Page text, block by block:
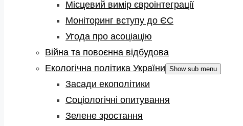
Місцевий вимір євроінтеграції
Моніторинг вступу до ЄС
Угода про асоціацію
Війна та повоєнна відбудова
Екологічна політика України Show sub menu
Засади екополітики
Соціологічні опитування
Зелене зростання